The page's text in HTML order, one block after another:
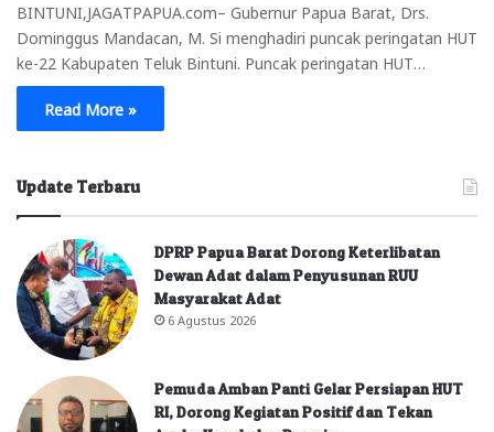
BINTUNI,JAGATPAPUA.com– Gubernur Papua Barat, Drs.
Dominggus Mandacan, M. Si menghadiri puncak peringatan HUT
ke-22 Kabupaten Teluk Bintuni. Puncak peringatan HUT…
Read More »
Update Terbaru
DPRP Papua Barat Dorong Keterlibatan
Dewan Adat dalam Penyusunan RUU
Masyarakat Adat
6 Agustus 2026
Pemuda Amban Panti Gelar Persiapan HUT
RI, Dorong Kegiatan Positif dan Tekan